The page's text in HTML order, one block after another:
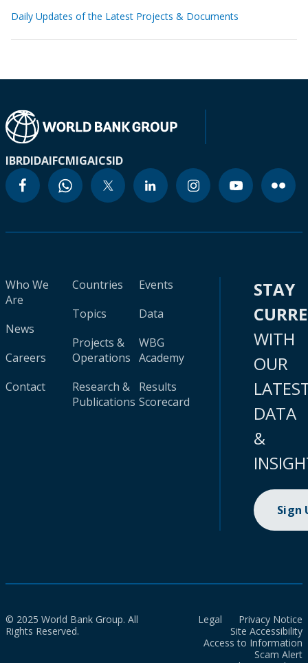
Daily Updates of the Latest Projects & Documents
IBRDIDAIFCMIGAICSID
Who We
Are
News
Careers
Contact
Countries
Topics
Projects &
Operations
Research &
Publications
Events
Data
WBG
Academy
Results
Scorecard
STAY
WITH
OUR
DATA
&
Sign
© 2025 World Bank Group. All
Rights Reserved.
Legal
Privacy Notice
Site Accessibility
Access to Information
Scam Alert